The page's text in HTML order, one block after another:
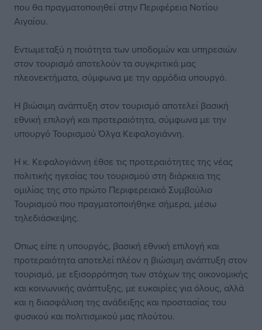
που θα πραγματοποιηθεί στην Περιφέρεια Νοτίου
Αιγαίου.
Εντωμεταξύ η ποιότητα των υποδομών και υπηρεσιών
στον τουρισμό αποτελούν τα συγκριτικά μας
πλεονεκτήματα, σύμφωνα με την αρμόδια υπουργό.
Η βιώσιμη ανάπτυξη στον τουρισμό αποτελεί βασική
εθνική επιλογή και προτεραιότητα, σύμφωνα με την
υπουργό Τουρισμού Όλγα Κεφαλογιάννη.
Η κ. Κεφαλογιάννη έθσε τις προτεραιότητες της νέας
πολιτικής ηγεσίας του τουρισμού στη διάρκεια της
ομιλίας της στο πρώτο Περιφερειακό Συμβούλιο
Τουρισμού που πραγματοποιήθηκε σήμερα, μέσω
τηλεδιάσκεψης.
Οπως είπε η υπουργός, βασική εθνική επιλογή και
προτεραιότητα αποτελεί πλέον η βιώσιμη ανάπτυξη στον
τουρισμό, με εξισορρόπηση των στόχων της οικονομικής
και κοινωνικής ανάπτυξης, με ευκαιρίες για όλους, αλλά
και η διασφάλιση της ανάδειξης και προστασίας του
φυσικού και πολιτισμικού μας πλούτου.